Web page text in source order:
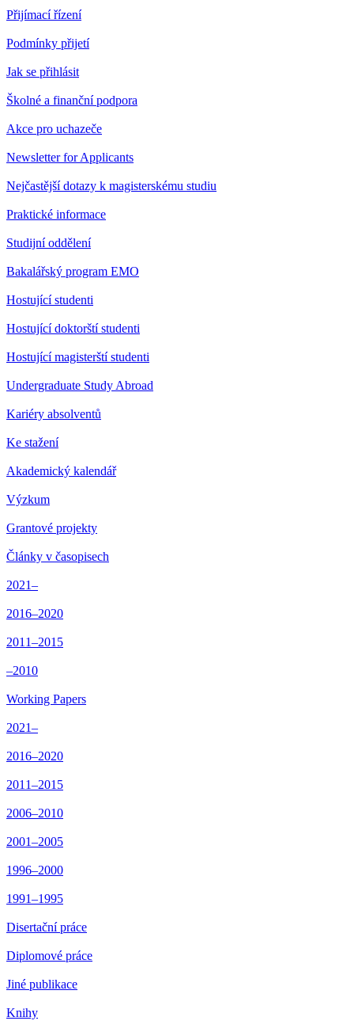
Přijímací řízení
Podmínky přijetí
Jak se přihlásit
Školné a finanční podpora
Akce pro uchazeče
Newsletter for Applicants
Nejčastější dotazy k magisterskému studiu
Praktické informace
Studijní oddělení
Bakalářský program EMO
Hostující studenti
Hostující doktorští studenti
Hostující magisterští studenti
Undergraduate Study Abroad
Kariéry absolventů
Ke stažení
Akademický kalendář
Výzkum
Grantové projekty
Články v časopisech
2021–
2016–2020
2011–2015
–2010
Working Papers
2021–
2016–2020
2011–2015
2006–2010
2001–2005
1996–2000
1991–1995
Disertační práce
Diplomové práce
Jiné publikace
Knihy